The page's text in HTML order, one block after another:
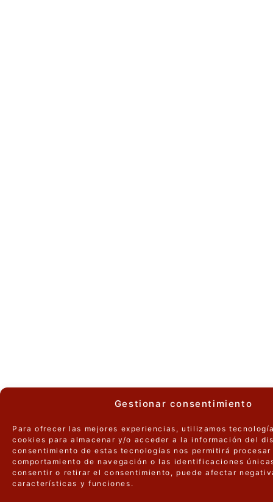
Gestionar consentimiento
Para ofrecer las mejores experiencias, utilizamos
cookies para almacenar y/o acceder a la información del
consentimiento de estas tecnologías nos permitirá
comportamiento de navegación o las identificaciones
consentir o retirar el consentimiento, puede afectar
características y funciones.